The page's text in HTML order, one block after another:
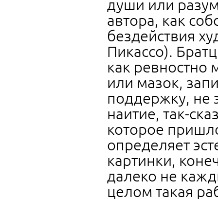
души или
автора, как
бездействия
Пикассо).
как ревностно
или мазок,
поддержку, не
наитие, так-
которое
определяет
картинки,
далеко не
целом такая